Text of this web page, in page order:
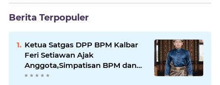
Berita Terpopuler
Ketua Satgas DPP BPM Kalbar
Feri Setiawan Ajak
Anggota,Simpatisan BPM dan
Masyarakat Kibarkan Merah